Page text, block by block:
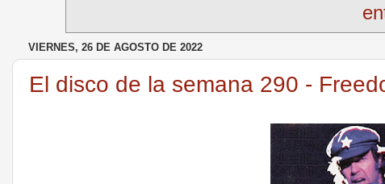
VIERNES, 26 DE AGOSTO DE 2022
El disco de la semana 290 -